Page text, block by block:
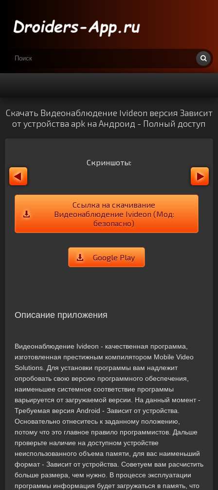
Скачать Видеонаблюдение Ivideon версия Зависит
от устройства apk на Андроид - Полный доступ
Скриншоты:
Ссылка на скачивание
Видеонаблюдение Ivideon (Мод:
безопасно)
Google Play
Описание приложения
Видеонаблюдение Ivideon - качественная программа,
изготовленная престижным компилятором Mobile Video
Solutions. Для установки программы вам надлежит
опробовать свою версию программного обеспечения,
наименьшее системное соответствие программы
варьируется от загружаемой версии. На данный момент -
Требуемая версия Android - Зависит от устройства.
Основательно отнеситесь к заданному положению,
потому что это главное правило программистов. Дальше
проверьте наличие на доступном устройстве
неиспользованного объема памяти, для вас наименьший
формат - Зависит от устройства. Советуем вам расчистить
больше размера, чем нужно. В процессе эксплуатации
программы информация будет загружаться в память, что